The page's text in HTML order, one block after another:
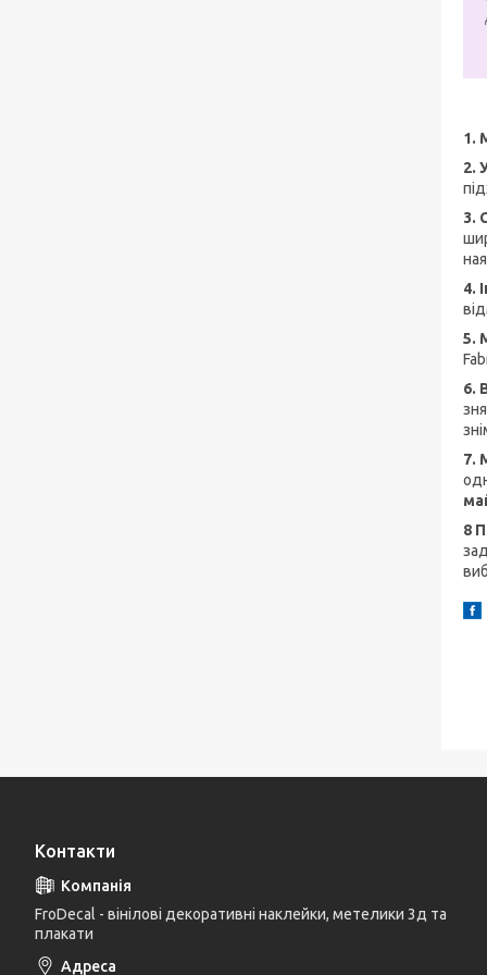
1.
2.
3.
4.
5.
6.
7.
8
Контакти
FroDecal - вінілові декоративні наклейки, метелики 3д та
плакати